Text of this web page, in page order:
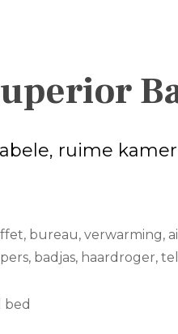
ruime
bureau, verwarming,
badjas, haardroger,
bed